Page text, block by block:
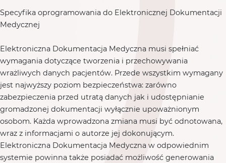
Specyfika oprogramowania do Elektronicznej Dokumentacji
Medycznej
Elektroniczna Dokumentacja Medyczna musi spełniać
wymagania dotyczące tworzenia i przechowywania
wrażliwych danych pacjentów. Przede wszystkim wymagany
jest najwyższy poziom bezpieczeństwa: zarówno
zabezpieczenia przed utratą danych jak i udostępnianie
gromadzonej dokumentacji wyłącznie upoważnionym
osobom. Każda wprowadzona zmiana musi być odnotowana,
wraz z informacjami o autorze jej dokonującym.
Elektroniczna Dokumentacja Medyczna w odpowiednim
systemie powinna także posiadać możliwość generowania